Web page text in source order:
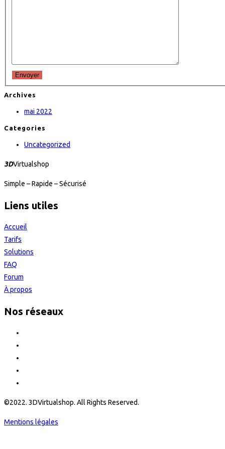
Envoyer
Archives
mai 2022
Categories
Uncategorized
3DVirtualshop
Simple – Rapide – Sécurisé
Liens utiles
Accueil
Tarifs
Solutions
FAQ
Forum
À propos
Nos réseaux
©2022. 3DVirtualshop. All Rights Reserved.
Mentions légales